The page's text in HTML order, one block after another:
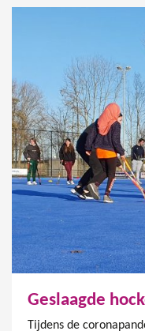
Geslaagde
Tijdens de